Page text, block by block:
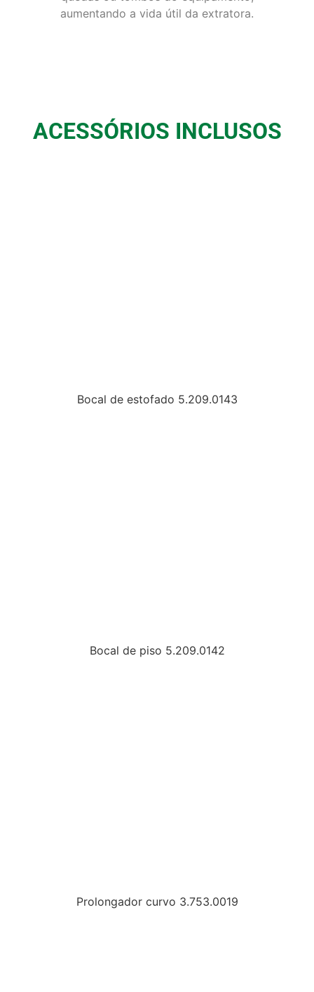
aumentando a vida útil da extratora.
ACESSÓRIOS INCLUSOS
Bocal de estofado 5.209.0143
Bocal de piso 5.209.0142
Prolongador curvo 3.753.0019